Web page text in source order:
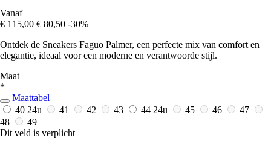
Vanaf
€ 115,00 € 80,50 -30%
Ontdek de Sneakers Faguo Palmer, een perfecte mix van comfort en
elegantie, ideaal voor een moderne en verantwoorde stijl.
Maat
*
Maattabel
40 24u 41 42 43 44 24u 45 46
47
48
49
Dit veld is verplicht